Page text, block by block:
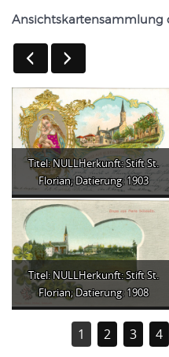
Ansichtskartensammlung
Titel: NULLHerkunft: Stift St.
Florian; Datierung: 1903
Titel: NULLHerkunft: Stift St.
Florian; Datierung: 1908
1 2 3 4